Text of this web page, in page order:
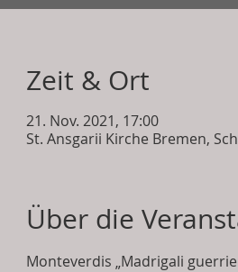
Zeit & Ort
21. Nov. 2021, 17:00
St. Ansgarii Kirche Bremen,
Über die
Monteverdis „Madrigali